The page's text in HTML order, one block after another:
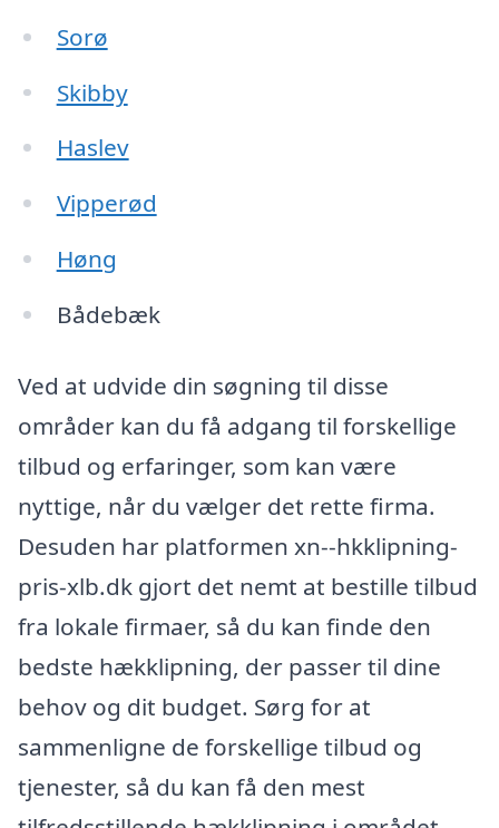
Sorø
Skibby
Haslev
Vipperød
Høng
Bådebæk
Ved at udvide din søgning til disse
områder kan du få adgang til forskellige
tilbud og erfaringer, som kan være
nyttige, når du vælger det rette firma.
Desuden har platformen xn--hkklipning-
pris-xlb.dk gjort det nemt at bestille tilbud
fra lokale firmaer, så du kan finde den
bedste hækklipning, der passer til dine
behov og dit budget. Sørg for at
sammenligne de forskellige tilbud og
tjenester, så du kan få den mest